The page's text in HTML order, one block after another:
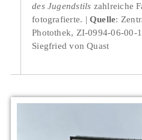
des Jugendstils zahlreiche
fotografierte.
Quelle:
Photothek, ZI-0994-06-00-
Siegfried von Quast